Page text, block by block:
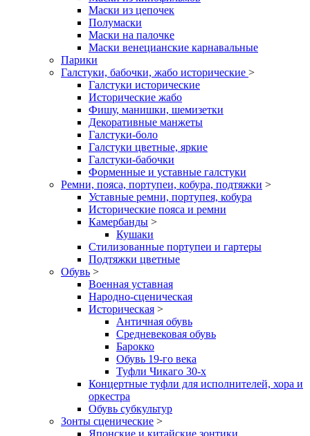
Маски из цепочек
Полумаски
Маски на палочке
Маски венецианские карнавальные
Парики
Галстуки, бабочки, жабо исторические >
Галстуки исторические
Исторические жабо
Фишу, манишки, шемизетки
Декоративные манжеты
Галстуки-боло
Галстуки цветные, яркие
Галстуки-бабочки
Форменные и уставные галстуки
Ремни, пояса, портупеи, кобура, подтяжки >
Уставные ремни, портупея, кобура
Исторические пояса и ремни
Камербанды >
Кушаки
Стилизованные портупеи и гартеры
Подтяжки цветные
Обувь >
Военная уставная
Народно-сценическая
Историческая >
Античная обувь
Средневековая обувь
Барокко
Обувь 19-го века
Туфли Чикаго 30-х
Концертные туфли для исполнителей, хора и
оркестра
Обувь субкультур
Зонты сценические >
Японские и китайские зонтики